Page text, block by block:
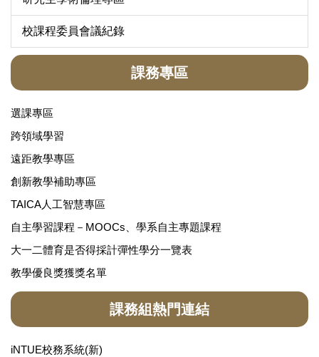
校課程委員會議紀錄
課務專區
選課專區
跨領域學習
遠距教學專區
創新教學補助專區
TAICA人工智慧專區
自主學習課程－MOOCs、學系自主專題課程
大一二體育是否得採計彈性學分一覽表
教學優良獎獲獎名單
課務組熱門連結
iNTUE校務系統(新)